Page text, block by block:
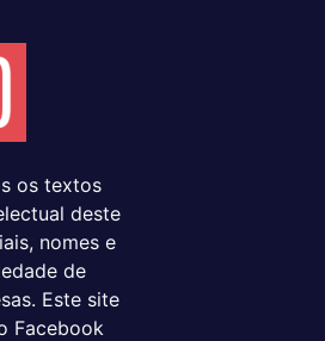
os textos
deste
nomes e
de
Este site
Facebook